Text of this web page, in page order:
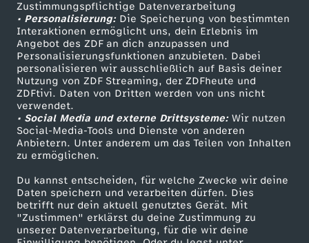
Zustimmungspflichtige Datenverarbeitung
• Personalisierung:Die Speicherung von bestimmten
Interaktionen ermöglicht uns, dein Erlebnis im
Angebot des ZDF an dich anzupassen und
Personalisierungsfunktionen anzubieten. Dabei
personalisieren wir ausschließlich auf Basis deiner
Nutzung von ZDF Streaming, der ZDFheute und
ZDFtivi. Daten von Dritten werden von uns nicht
verwendet.
• Social Media und externe Drittsysteme:Wir nutzen
Social-Media-Tools und Dienste von anderen
Anbietern. Unter anderem um das Teilen von Inhalten
zu ermöglichen.
Du kannst entscheiden, für welche Zwecke wir deine
Daten speichern und verarbeiten dürfen. Dies
betrifft nur dein aktuell genutztes Gerät. Mit
"Zustimmen" erklärst du deine Zustimmung zu
unserer Datenverarbeitung, für die wir deine
Livestreams
Sendungen A-Z
TV-Programm
Zuschauerservice
Hilfe
ZDF Unternehmen
Karriere
ZDF goes Schule
Werbefernsehen
Mainzelmännchen